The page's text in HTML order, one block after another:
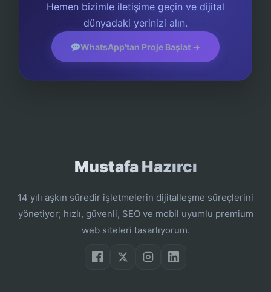
Hemen bizimle iletişime geçin ve dijital
dünyadaki yerinizi alın.
WhatsApp'tan Proje Başlat →
Mustafa Hazırcı
14 yılı aşkın süredir işletmelerin dijitalleşme süreçlerini
yönetiyor; hızlı, güvenli, SEO ve mobil uyumlu premium
web siteleri tasarlıyorum.